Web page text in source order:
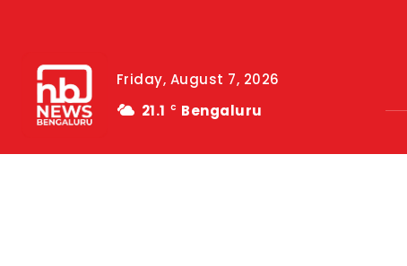
Friday, August 7, 2026
21.1
C Bengaluru